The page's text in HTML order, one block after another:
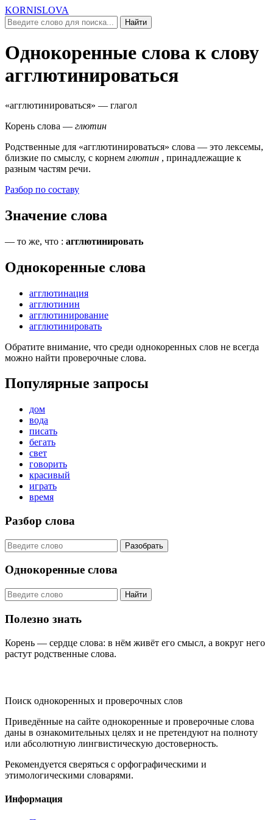
KORNISLOVA
Найти
Однокоренные слова к слову
агглютинироваться
«агглютинироваться» — глагол
Корень слова — глютин
Родственные для «агглютинироваться» слова — это лексемы,
близкие по смыслу, c корнем глютин , принадлежащие к
разным частям речи.
Разбор по составу
Значение слова
— то же, что : агглютинировать
Однокоренные слова
агглютинация
агглютинин
агглютинирование
агглютинировать
Обратите внимание, что среди однокоренных слов не всегда
можно найти проверочные слова.
Популярные запросы
дом
вода
писать
бегать
свет
говорить
красивый
играть
время
Разбор слова
Разобрать
Однокоренные слова
Найти
Полезно знать
Корень — сердце слова: в нём живёт его смысл, а вокруг него
растут родственные слова.
Поиск однокоренных и проверочных слов
Приведённые на сайте однокоренные и проверочные слова
даны в ознакомительных целях и не претендуют на полноту
или абсолютную лингвистическую достоверность.
Рекомендуется сверяться с орфографическими и
этимологическими словарями.
Информация